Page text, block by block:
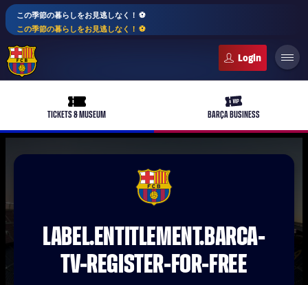
この季節の暮らしをお見逃しなく！ ⚽️
この季節の暮らしをお見逃しなく！ ⚽️
ticket-full
TICKETS & MUSEUM
ticket-vip
BARÇA BUSINESS
plusicon
label.aria.plus
バルサアカデミー
plusicon
label.aria.plus
plusicon
label.aria.plus
FCB Barcelona badge
LABEL.ENTITLEMENT.BARCA-
TV-REGISTER-FOR-FREE